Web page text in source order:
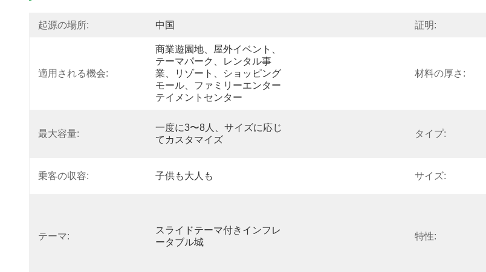
起源の場所: 中国 証明:
適用される機会:
商業遊園地、屋外イベント、
テーマパーク、レンタル事
業、リゾート、ショッピング
モール、ファミリーエンター
テイメントセンター
材料の厚さ:
最大容量:
一度に3〜8人、サイズに応じ
てカスタマイズ
タイプ:
乗客の収容: 子供も大人も サイズ:
テーマ:
スライドテーマ付きインフレ
ータブル城
特性: